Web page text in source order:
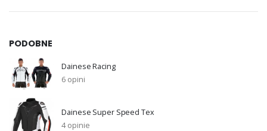
PODOBNE
Dainese Racing
6 opini
Dainese Super Speed Tex
4 opinie